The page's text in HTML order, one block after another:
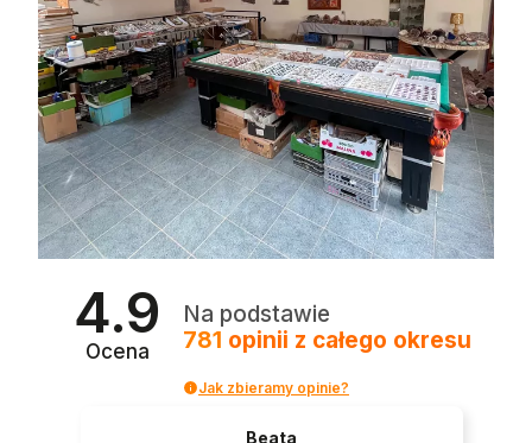
4.9
Ocena
Na podstawie
781 opinii z całego okresu
Jak zbieramy opinie?
Beata